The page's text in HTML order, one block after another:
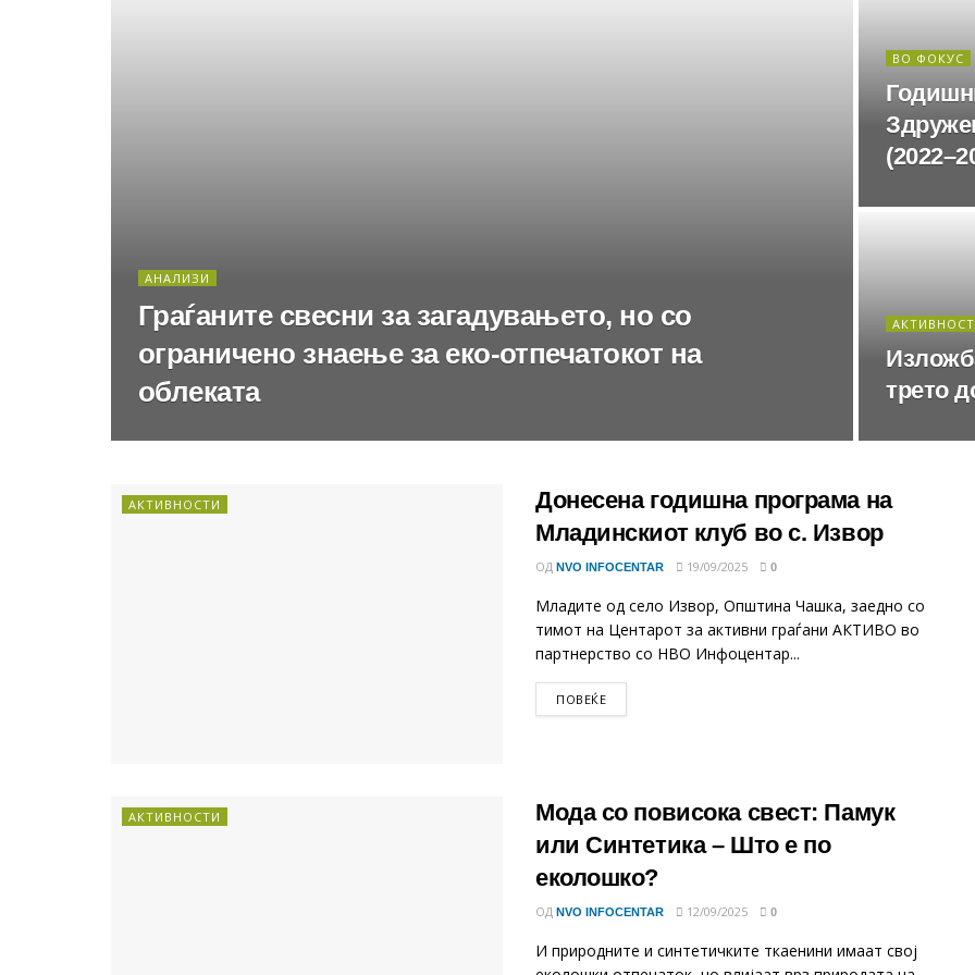
АНАЛИЗИ
Граѓаните свесни за загадувањето, но со
ограничено знаење за еко-отпечатокот на
облеката
ВО ФОКУС
трето
АКТИВНОСТИ
Донесена годишна програма на
Младинскиот клуб во с. Извор
ОД NVO INFOCENTAR 19/09/2025 0
Младите од село Извор, Општина Чашка, заедно со
тимот на Центарот за активни граѓани АКТИВО во
партнерство со НВО Инфоцентар...
ПОВЕЌЕDETAILS
АКТИВНОСТИ
Мода со повисока свест: Памук
или Синтетика – Што е по
еколошко?
ОД NVO INFOCENTAR 12/09/2025 0
И природните и синтетичките ткаенини имаат свој